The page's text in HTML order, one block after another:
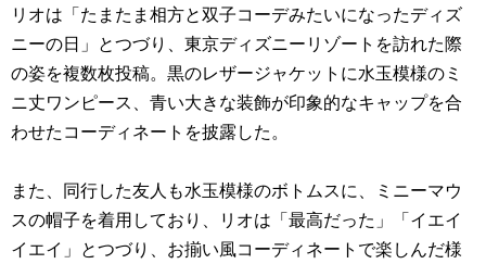
リオは「たまたま相方と双子コーデみたいになったディズ
ニーの日」とつづり、東京ディズニーリゾートを訪れた際
の姿を複数枚投稿。黒のレザージャケットに水玉模様のミ
ニ丈ワンピース、青い大きな装飾が印象的なキャップを合
わせたコーディネートを披露した。
また、同行した友人も水玉模様のボトムスに、ミニーマウ
スの帽子を着用しており、リオは「最高だった」「イエイ
イエイ」とつづり、お揃い風コーディネートで楽しんだ様